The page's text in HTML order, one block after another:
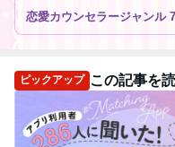
復縁・片想い・複雑恋愛…
るんです♡
恋愛カウンセラージャンル
ピックアップ この記事を